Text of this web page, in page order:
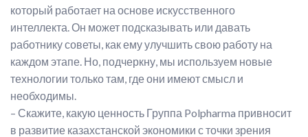
который работает на основе искусственного
интеллекта. Он может подсказывать или давать
работнику советы, как ему улучшить свою работу на
каждом этапе. Но, подчеркну, мы используем новые
технологии только там, где они имеют смысл и
необходимы.
– Скажите, какую ценность Группа Polpharma привносит
в развитие казахстанской экономики с точки зрения